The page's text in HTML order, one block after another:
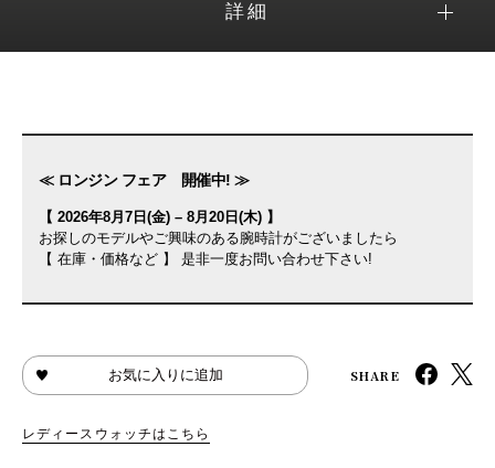
詳細
≪ ロンジン フェア 開催中! ≫
【 2026年8月7日(金) – 8月20日(木) 】
お探しのモデルやご興味のある腕時計がございましたら
【 在庫・価格など 】 是非一度お問い合わせ下さい!
お気に入りに追加 SHARE
レディースウォッチはこちら